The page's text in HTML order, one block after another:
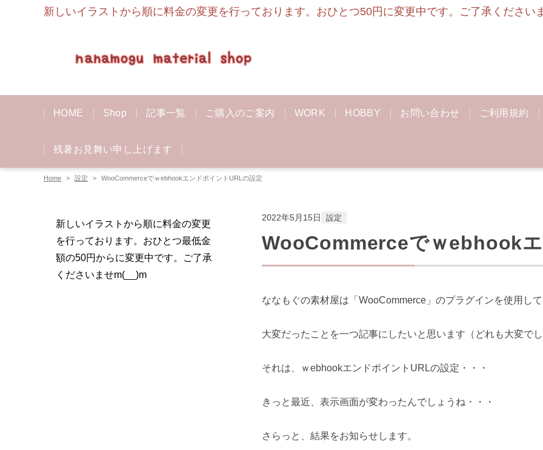
新しいイラストから順に料金の変更を行っております。おひとつ50円に変更中です。ご了承ください
HOME Shop 記事一覧 ご購入のご案内 WORK HOBBY お問い合わせ ご利用規約
残暑お見舞い申し上げます
Home 設定 WooCommerceでｗebhookエンドポイントURLの設定
2022年5月15日 設定
WooCommerceでｗebhook
ななもぐの素材屋は「WooCommerce」のプラグインを使用し
大変だったことを一つ記事にしたいと思います（どれも大変で
それは、ｗebhookエンドポイントURLの設定・・・
きっと最近、表示画面が変わったんでしょうね・・・
さらっと、結果をお知らせします。
新しいイラストから順に料金の変更
を行っております。おひとつ最低金
額の50円からに変更中です。ご了承
くださいませm(__)m